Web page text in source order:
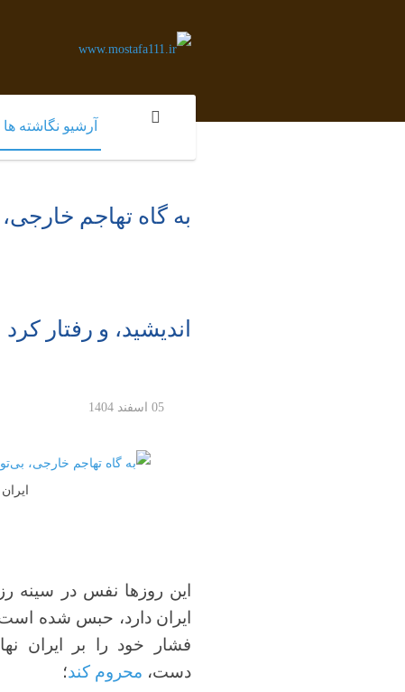
آرشیو نگاشته ها
به گاه تهاجم
اندیشید، و رفتار کرد
05 اسفند 1404
این روزها نفس در سینه‌
ایران دارد، حبس شده
فشار خود را بر ایران
دست، محروم کند؛